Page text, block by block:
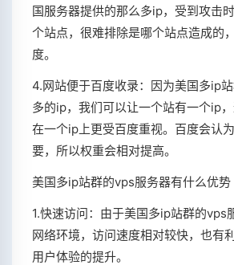
国服务器提供的那么多ip，受到攻击
个站点，很难排除是哪个站点造成的
度。
4.网站便于百度收录：因为美国多ip
多的ip，我们可以让一个站有一个ip
在一个ip上更受百度重视。百度会认
要，所以权重会相对提高。
美国多ip站群的vps服务器有什么优势
1.快速访问：由于美国多ip站群的vps
网络环境，访问速度相对较快，也有
用户体验的提升。